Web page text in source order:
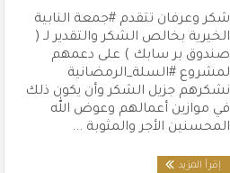
شكر وعرفان تتقدم ‎#جمعة النابية
الخيرية بخالص الشكر والتقدير لـ (
صندوق بر سابك ) على دعمهم
لمشروع ‎#السلة_الرمضانية
نشكرهم جزيل الشكر وأن يكون ذلك
في موازين أعمالهم وعوض الله
المحسنين الأجر والمثوبة ...
إقرأ المزيد